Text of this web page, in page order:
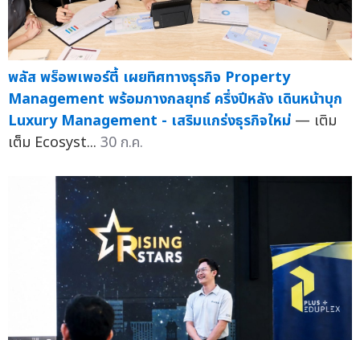
พลัส พร็อพเพอร์ตี้ เผยทิศทางธุรกิจ Property
Management พร้อมกางกลยุทธ์ ครึ่งปีหลัง เดินหน้าบุก
Luxury Management - เสริมแกร่งธุรกิจใหม่ — เติม
เต็ม Ecosyst... 30 ก.ค.